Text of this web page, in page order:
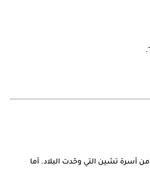
أسرة تشين التي وحّدت البلاد. أما